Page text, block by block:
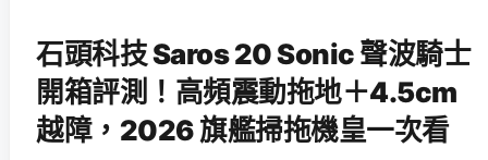
石頭科技 Saros 20 Sonic 聲波騎士
開箱評測！高頻震動拖地＋4.5cm
越障，2026 旗艦掃拖機皇一次看